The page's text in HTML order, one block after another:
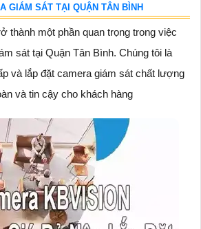
GIÁM SÁT TẠI QUẬN TÂN BÌNH
thành một phần quan trọng trong việc
sát tại Quận Tân Bình. Chúng tôi là
và lắp đặt camera giám sát chất lượng
và tin cậy cho khách hàng